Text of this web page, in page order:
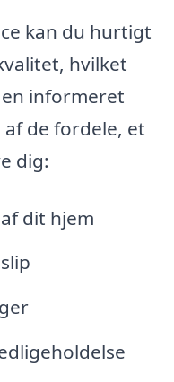
kan du hurtigt
hvilket
informeret
de fordele, et
dig:
dit hjem